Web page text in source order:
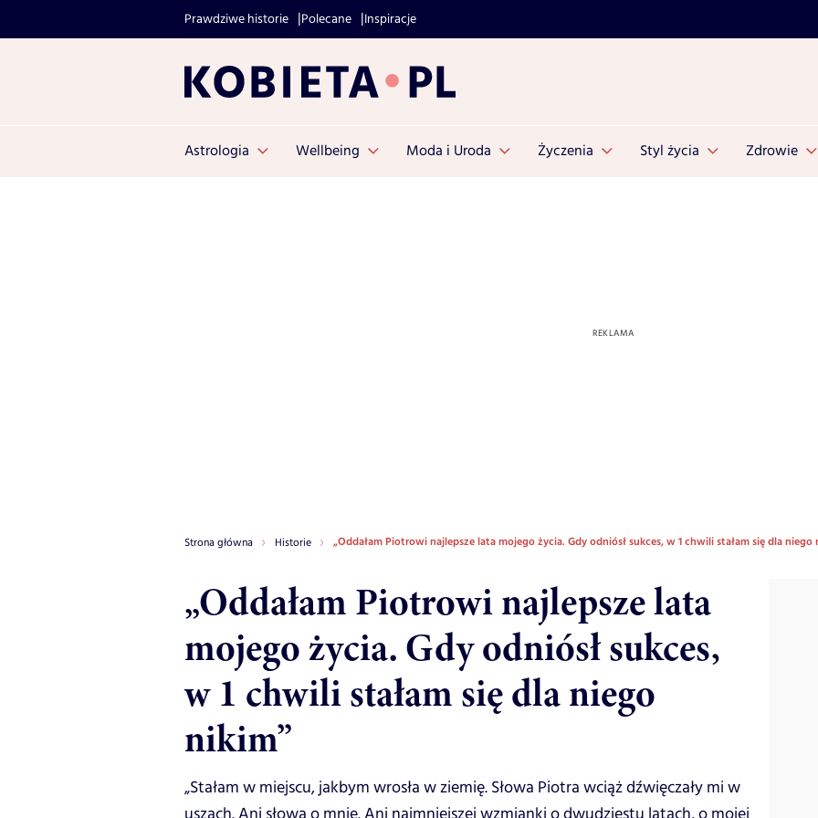
Prawdziwe historie Polecane Inspiracje
Astrologia Wellbeing Moda i Uroda Życzenia Styl życia Zdrowie
Strona główna Historie „Oddałam Piotrowi najlepsze lata mojego życia. Gdy odniósł sukces, w 1 chwili stałam się dla niego
„Oddałam Piotrowi najlepsze lata
mojego życia. Gdy odniósł sukces,
w 1 chwili stałam się dla niego
nikim”
„Stałam w miejscu, jakbym wrosła w ziemię. Słowa Piotra wciąż dźwięczały mi w